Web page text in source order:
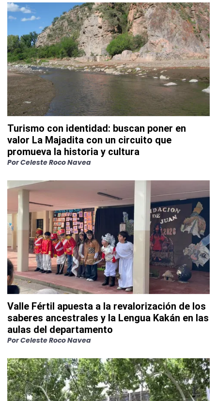
Turismo con identidad: buscan poner en
valor La Majadita con un circuito que
promueva la historia y cultura
PorCeleste Roco Navea
Valle Fértil apuesta a la revalorización de los
saberes ancestrales y la Lengua Kakán en las
aulas del departamento
PorCeleste Roco Navea